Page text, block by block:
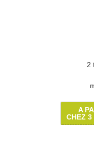
2
A
CHEZ 3